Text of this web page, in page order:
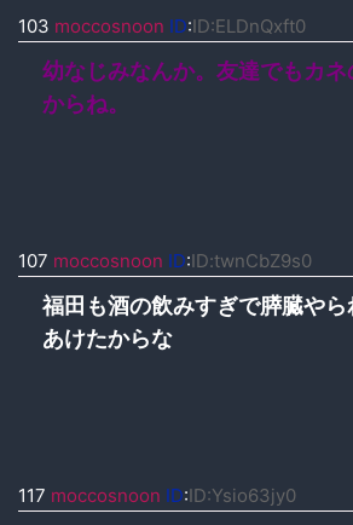
103 moccosnoon ID:ID:ELDnQxft0
幼なじみなんか。友達でもカ
からね。
107 moccosnoon ID:ID:twnCbZ9s0
福田も酒の飲みすぎで膵臓や
あけたからな
117 moccosnoon ID:ID:Ysio63jy0